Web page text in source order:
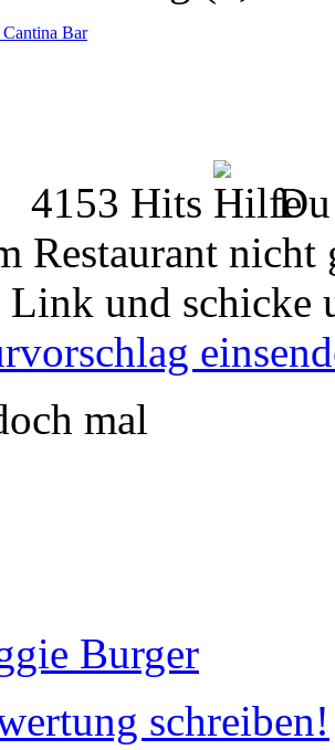
4153 Hits
Restaurant
Link und schicke
mal
Burger
schreiben!